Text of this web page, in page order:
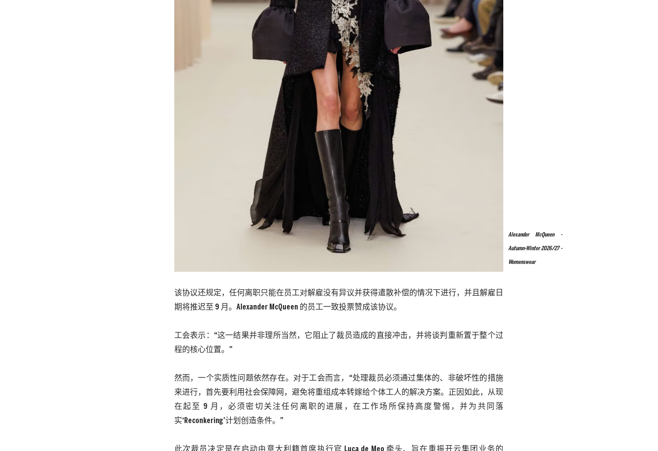
Alexander McQueen -
Autumn-Winter 2026/27 -
Womenswear
该协议还规定，任何离职只能在员工对解雇没有异议并获得遣散补偿的情况下进行，并且解雇日
期将推迟至 9 月。 Alexander McQueen 的员工一致投票赞成该协议。
工会表示： “这一结果并非理所当然，它阻止了裁员造成的直接冲击，并将谈判重新置于整个过
程的核心位置。”
然而，一个实质性问题依然存在。对于工会而言， “处理裁员必须通过集体的、非破坏性的措施
来进行，首先要利用社会保障网，避免将重组成本转嫁给个体工人的解决方案。正因如此，从现
在起至 9 月，必须密切关注任何离职的进展，在工作场所保持高度警惕，并为共同落
实‘Reconkering’计划创造条件。”
此次裁员决定是在启动由意大利籍首席执行官 Luca de Meo 牵头、旨在重振开云集团业务的